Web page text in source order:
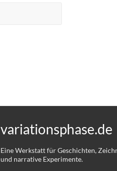
variationsphase.de
Eine Werkstatt für Geschichten,
und narrative Experimente.